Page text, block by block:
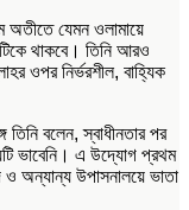
অতীতে যেমন ওলামায়ে
থাকবে। তিনি আরও
ওপর নির্ভরশীল, বাহ্যিক
তিনি বলেন, স্বাধীনতার পর
ভাবেনি। এ উদ্যোগ প্রথম
ও অন্যান্য উপাসনালয়ে ভাতা